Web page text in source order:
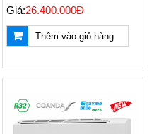
Giá:26.400.000Đ
Thêm vào giỏ hàng